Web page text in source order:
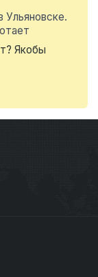
Ульяновске.
Якобы